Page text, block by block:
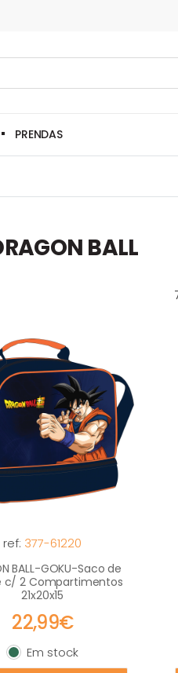
PRENDAS
BALL
ref: 377-61220
BALL-GOKU-Saco de
c/ 2 Compartimentos
21x20x15
22,99€
Em stock
Em stock